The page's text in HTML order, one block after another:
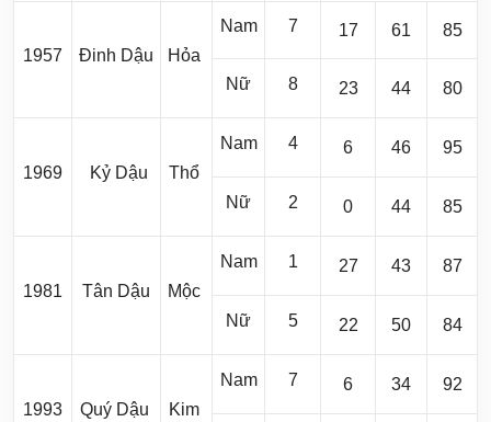
1957 Đinh Dậu Hỏa
Nam 7 17 61 85
Nữ 8 23 44 80
1969 Kỷ Dậu Thổ
Nam 4 6 46 95
Nữ 2 0 44 85
1981 Tân Dậu Mộc
Nam 1 27 43 87
Nữ 5 22 50 84
1993 Quý Dậu Kim
Nam 7 6 34 92